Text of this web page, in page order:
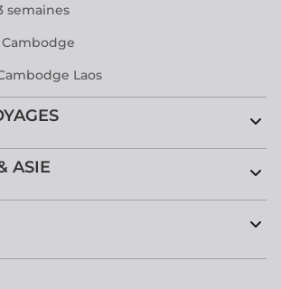
semaines
Laos
ASIE